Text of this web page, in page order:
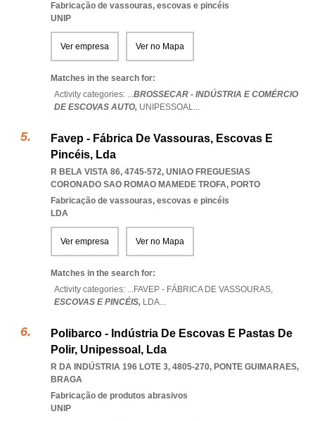
Fabricação de vassouras, escovas e pincéis
UNIP
Ver empresa Ver no Mapa
Matches in the search for:
Activity categories: ...BROSSECAR - INDÚSTRIA E COMÉRCIO
DE ESCOVAS AUTO, UNIPESSOAL...
Favep - Fábrica De Vassouras, Escovas E
Pincéis, Lda
R BELA VISTA 86, 4745-572, UNIAO FREGUESIAS
CORONADO SAO ROMAO MAMEDE TROFA, PORTO
Fabricação de vassouras, escovas e pincéis
LDA
Ver empresa Ver no Mapa
Matches in the search for:
Activity categories: ...FAVEP - FÁBRICA DE VASSOURAS,
ESCOVAS E PINCÉIS, LDA...
Polibarco - Indústria De Escovas E Pastas De
Polir, Unipessoal, Lda
R DA INDÚSTRIA 196 LOTE 3, 4805-270, PONTE GUIMARAES,
BRAGA
Fabricação de produtos abrasivos
UNIP